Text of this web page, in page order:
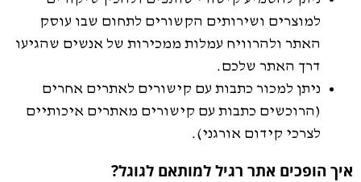
למוצרים ושירותים הקשורים לתחום שבו עוסק
האתר ולהרוויח עמלות ממכירות של אנשים שהגיעו
דרך האתר שלכם.
ניתן למכור כתבות עם קישורים לאתרים אחרים
(הרוכשים כתבות עם קישורים מאתרים איכותיים
לצרכי קידום אורגני).
איך הופכים אתר רגיל למותאם לגוגל?